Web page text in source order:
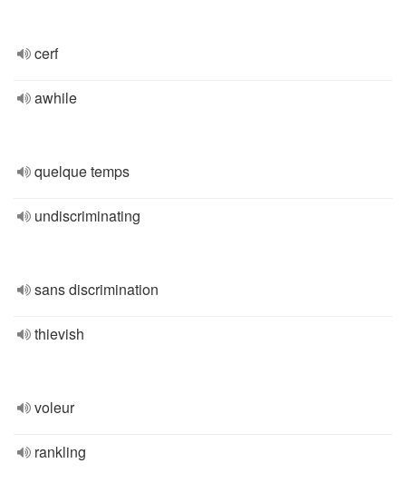
cerf
awhile
quelque temps
undiscriminating
sans discrimination
thievish
voleur
rankling